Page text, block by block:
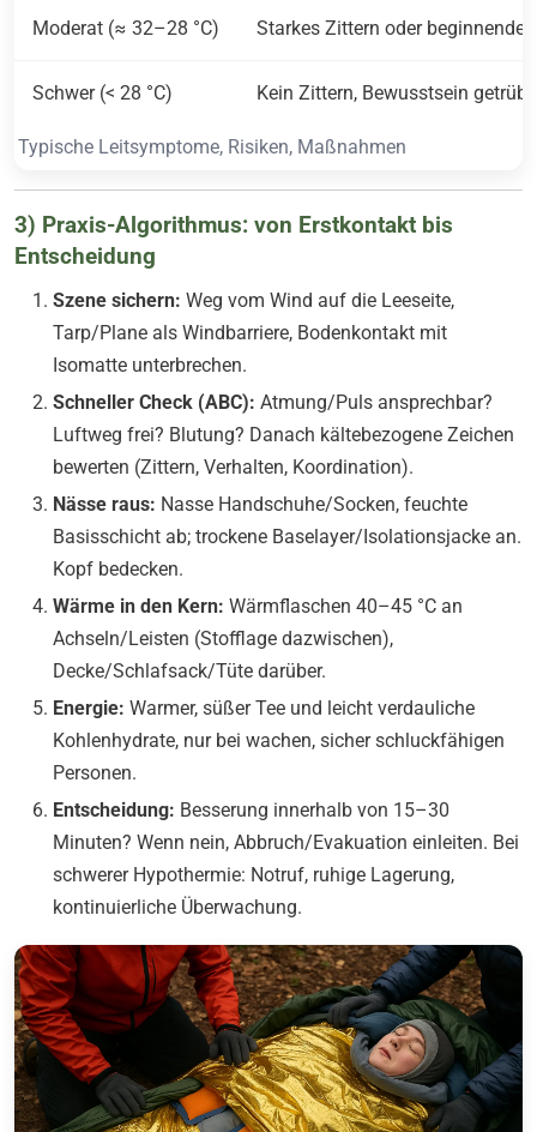
Typische Leitsymptome, Risiken, Maßnahmen
Moderat (≈ 32–28 °C) Starkes Zittern oder beginnende
Schwer (< 28 °C) Kein Zittern, Bewusstsein
3) Praxis-Algorithmus: von Erstkontakt bis
Entscheidung
Szene sichern: Weg vom Wind auf die Leeseite,
Tarp/Plane als Windbarriere, Bodenkontakt mit
Isomatte unterbrechen.
Schneller Check (ABC): Atmung/Puls ansprechbar?
Luftweg frei? Blutung? Danach kältebezogene Zeichen
bewerten (Zittern, Verhalten, Koordination).
Nässe raus: Nasse Handschuhe/Socken, feuchte
Basisschicht ab; trockene Baselayer/Isolationsjacke an.
Kopf bedecken.
Wärme in den Kern: Wärmflaschen 40–45 °C an
Achseln/Leisten (Stofflage dazwischen),
Decke/Schlafsack/Tüte darüber.
Energie: Warmer, süßer Tee und leicht verdauliche
Kohlenhydrate, nur bei wachen, sicher schluckfähigen
Personen.
Entscheidung: Besserung innerhalb von 15–30
Minuten? Wenn nein, Abbruch/Evakuation einleiten. Bei
schwerer Hypothermie: Notruf, ruhige Lagerung,
kontinuierliche Überwachung.